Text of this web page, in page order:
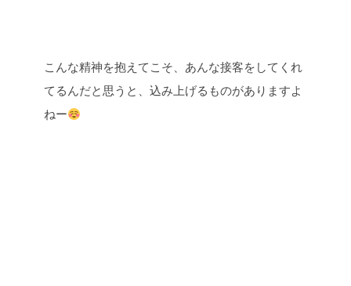
こんな精神を抱えてこそ、あんな接客をしてくれ
てるんだと思うと、込み上げるものがありますよ
ねー